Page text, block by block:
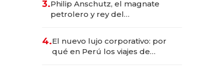
3.Philip Anschutz, el magnate
petrolero y rey del
Fénix
4.El nuevo lujo corporativo: por
qué en Perú los viajes de